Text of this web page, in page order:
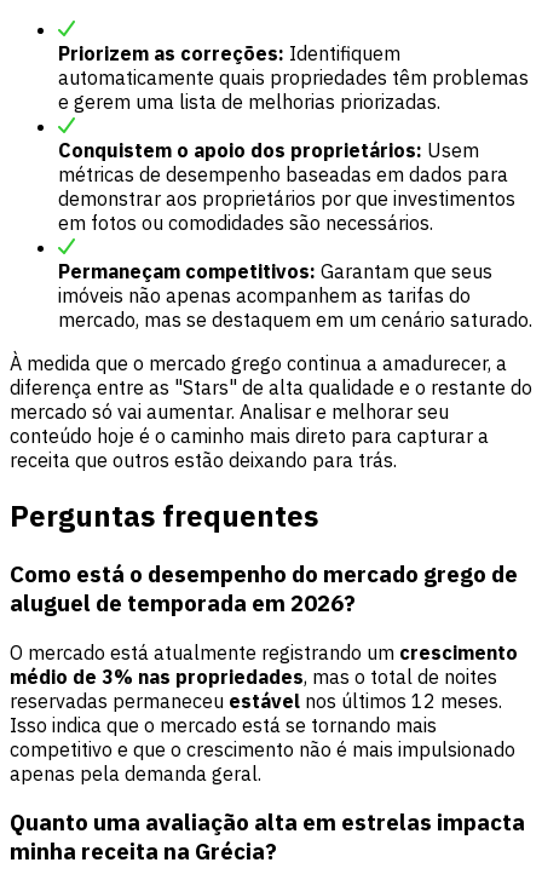
Priorizem as correções: Identifiquem
automaticamente quais propriedades têm problemas
e gerem uma lista de melhorias priorizadas.
Conquistem o apoio dos proprietários: Usem
métricas de desempenho baseadas em dados para
demonstrar aos proprietários por que investimentos
em fotos ou comodidades são necessários.
Permaneçam competitivos: Garantam que seus
imóveis não apenas acompanhem as tarifas do
mercado, mas se destaquem em um cenário saturado.
À medida que o mercado grego continua a amadurecer, a
diferença entre as "Stars" de alta qualidade e o restante do
mercado só vai aumentar. Analisar e melhorar seu
conteúdo hoje é o caminho mais direto para capturar a
receita que outros estão deixando para trás.
Perguntas frequentes
Como está o desempenho do mercado grego de
aluguel de temporada em 2026?
O mercado está atualmente registrando um crescimento
médio de 3% nas propriedades, mas o total de noites
reservadas permaneceu estável nos últimos 12 meses.
Isso indica que o mercado está se tornando mais
competitivo e que o crescimento não é mais impulsionado
apenas pela demanda geral.
Quanto uma avaliação alta em estrelas impacta
minha receita na Grécia?